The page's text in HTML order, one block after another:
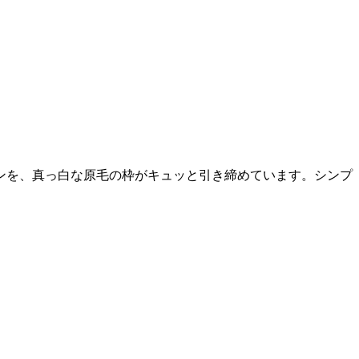
、真っ白な原毛の枠がキュッと引き締めています。シンプ